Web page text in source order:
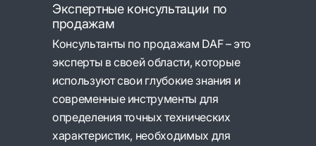
Экспертные консультации по
продажам
Консультанты по продажам DAF – это
эксперты в своей области, которые
используют свои глубокие знания и
современные инструменты для
определения точных технических
характеристик, необходимых для